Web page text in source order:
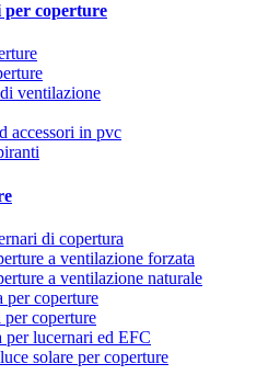
per coperture
ventilazione
accessori in pvc
di copertura
a ventilazione forzata
a ventilazione naturale
per coperture
coperture
per lucernari ed EFC
solare per coperture